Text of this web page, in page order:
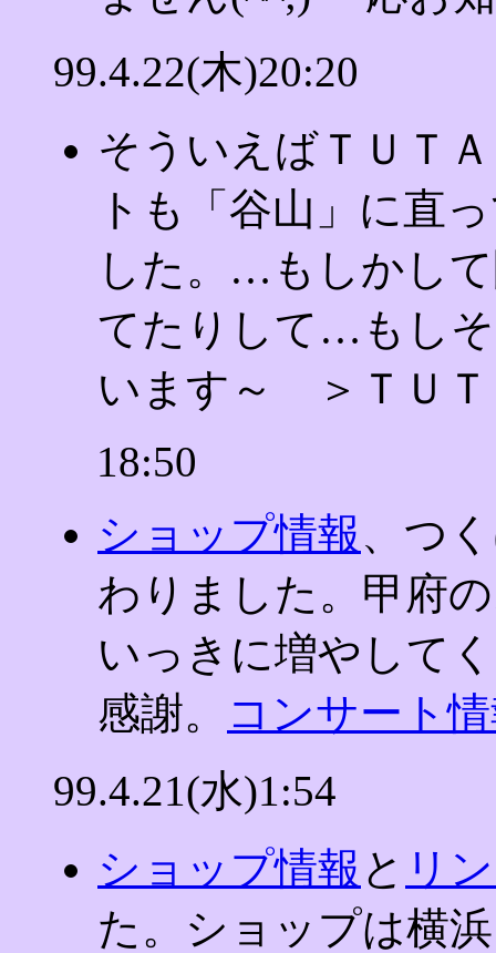
99.4.22(木)20:20
そういえばＴＵＴ
トも「谷山」に直
した。…もしかし
てたりして…もし
います～ ＞ＴＵＴ
18:50
ショップ情報、つ
わりました。甲府
いっきに増やして
感謝。
コンサート
99.4.21(水)1:54
ショップ情報 と リ
た。ショップは横